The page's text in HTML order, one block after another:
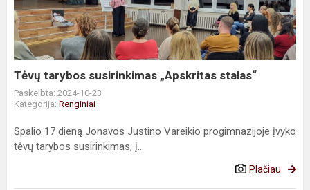
„Apskritas
stalas“
Tėvų tarybos susirinkimas „Apskritas stalas“
Paskelbta: 2024-10-23
Kategorija: Renginiai
Spalio 17 dieną Jonavos Justino Vareikio progimnazijoje įvyko
tėvų tarybos susirinkimas, į...
Plačiau